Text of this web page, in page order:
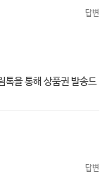
답변
톡을 통해 상품권 발송드
답변